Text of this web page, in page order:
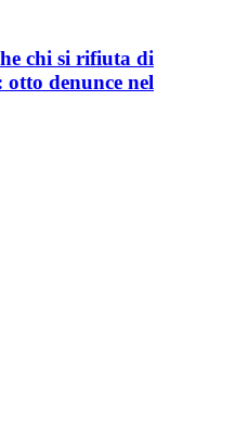
chi si rifiuta di
otto denunce nel